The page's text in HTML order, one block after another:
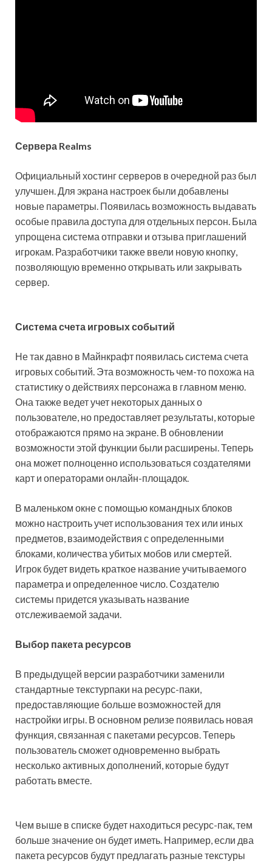
Сервера Realms
Официальный хостинг серверов в очередной раз был
улучшен. Для экрана настроек были добавлены
новые параметры. Появилась возможность выдавать
особые правила доступа для отдельных персон. Была
упрощена система отправки и отзыва приглашений
игрокам. Разработчики также ввели новую кнопку,
позволяющую временно открывать или закрывать
сервер.
Система счета игровых событий
Не так давно в Майнкрафт появилась система счета
игровых событий. Эта возможность чем-то похожа на
статистику о действиях персонажа в главном меню.
Она также ведет учет некоторых данных о
пользователе, но предоставляет результаты, которые
отображаются прямо на экране. В обновлении
возможности этой функции были расширены. Теперь
она может полноценно использоваться создателями
карт и операторами онлайн-площадок.
В маленьком окне с помощью командных блоков
можно настроить учет использования тех или иных
предметов, взаимодействия с определенными
блоками, количества убитых мобов или смертей.
Игрок будет видеть краткое название учитываемого
параметра и определенное число. Создателю
системы придется указывать название
отслеживаемой задачи.
Выбор пакета ресурсов
В предыдущей версии разработчики заменили
стандартные текстурпаки на ресурс-паки,
предоставляющие больше возможностей для
настройки игры. В основном релизе появилась новая
функция, связанная с пакетами ресурсов. Теперь
пользователь сможет одновременно выбрать
несколько активных дополнений, которые будут
работать вместе.
Чем выше в списке будет находиться ресурс-пак, тем
больше значение он будет иметь. Например, если два
пакета ресурсов будут предлагать разные текстуры